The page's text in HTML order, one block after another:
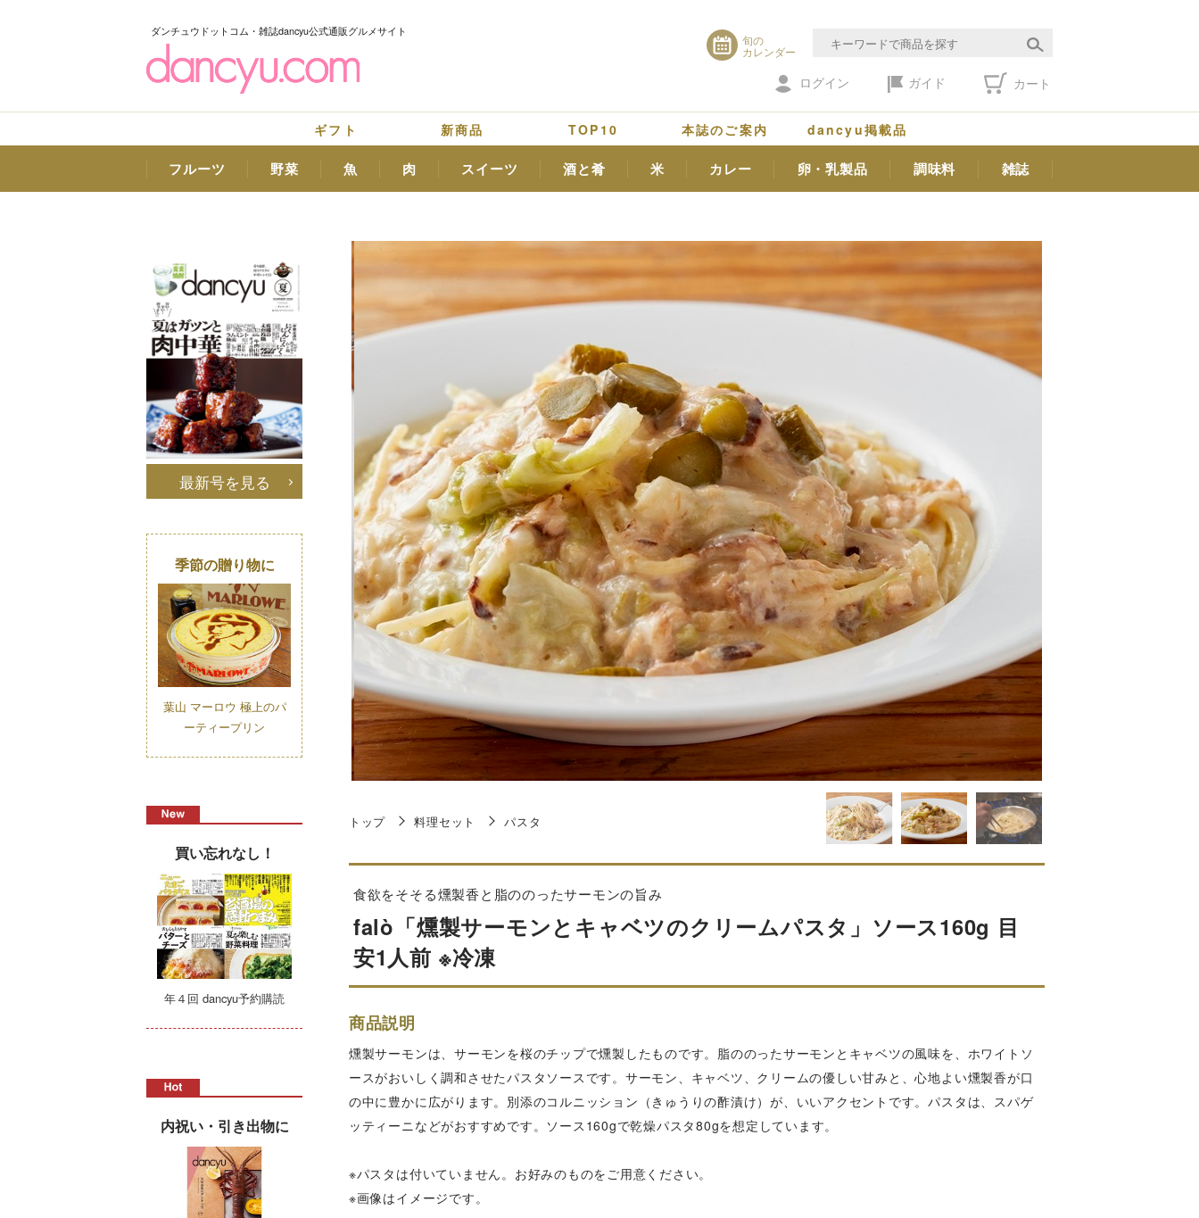
ダンチュウドットコム・雑誌dancyu公式通販グルメサイト
旬の
カレンダー
ログイン ガイド カート
ギフト 新商品 TOP10 本誌のご案内 dancyu掲載品
フルーツ 野菜 魚 肉 スイーツ 酒と肴 米 カレー 卵・乳製品 調味料 雑誌
トップ 料理セット パスタ
食欲をそそる燻製香と脂ののったサーモンの旨み
falò「燻製サーモンとキャベツのクリームパスタ」ソース160g 目
安1人前 ※冷凍
商品説明
燻製サーモンは、サーモンを桜のチップで燻製したものです。脂ののったサーモンとキャベツの風味を、ホワイトソ
ースがおいしく調和させたパスタソースです。サーモン、キャベツ、クリームの優しい甘みと、心地よい燻製香が口
の中に豊かに広がります。別添のコルニッション（きゅうりの酢漬け）が、いいアクセントです。パスタは、スパゲ
ッティーニなどがおすすめです。ソース160gで乾燥パスタ80gを想定しています。
※パスタは付いていません。お好みのものをご用意ください。
※画像はイメージです。
最新号を見る
季節の贈り物に
葉山 マーロウ 極上のパ
ーティープリン
買い忘れなし！
年４回 dancyu予約購読
内祝い・引き出物に